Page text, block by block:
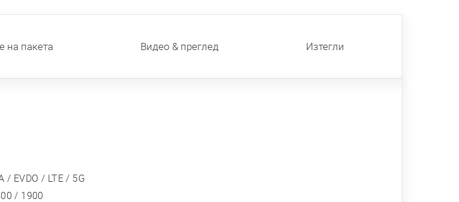
на пакета Видео & преглед Изтегли
/ EVDO / LTE / 5G
/ 1900